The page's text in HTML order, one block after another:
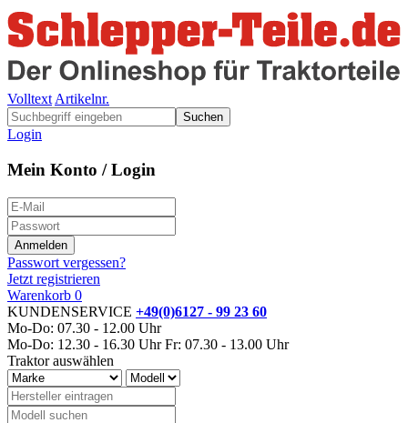
Volltext Artikelnr.
Suchen
Login
Mein Konto / Login
Passwort vergessen?
Jetzt registrieren
Warenkorb 0
KUNDENSERVICE +49(0)6127 - 99 23 60
Mo-Do: 07.30 - 12.00 Uhr
Mo-Do: 12.30 - 16.30 Uhr Fr: 07.30 - 13.00 Uhr
Traktor auswählen